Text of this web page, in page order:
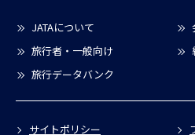
JATAについて
旅行者・一般向け
旅行データバンク
サイトポリシー